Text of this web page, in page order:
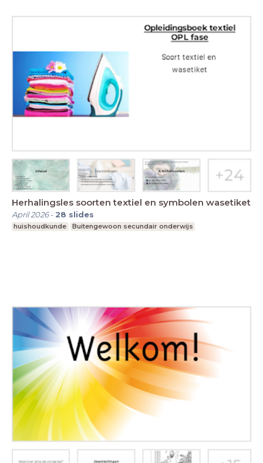
Herhalingsles soorten textiel en symbolen wasetiket
April 2026- 28 slides
huishoudkunde Buitengewoon secundair onderwijs